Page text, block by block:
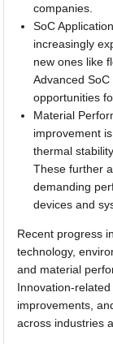
companies.
SoC
increasingly
new ones like
Advanced
opportunities
Material
improvement
thermal
These further
demanding
devices and
Recent progress
technology,
and material
Innovation-
improvements,
across industries